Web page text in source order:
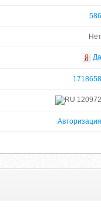
586
Нет
Да
1718658
120972
Авторизация